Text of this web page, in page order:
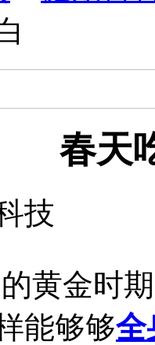
春天
技
的黄金时
能够够全